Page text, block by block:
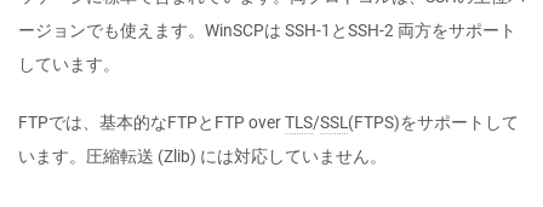
ージョンでも使えます。WinSCPは SSH-1とSSH-2 両方をサポート
しています。
FTPでは、基本的なFTPとFTP overTLS/SSL(FTPS)をサポートして
います。圧縮転送 (Zlib) には対応していません。